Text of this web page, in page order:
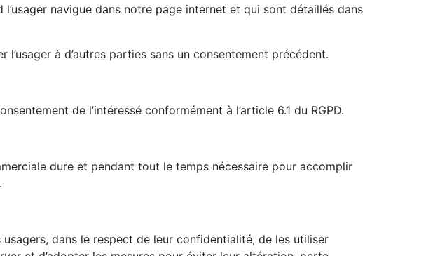
navigue dans notre page internet et qui sont détaillés dans
à d’autres parties sans un consentement précédent.
de l’intéressé conformément à l’article 6.1 du RGPD.
dure et pendant tout le temps nécessaire pour accomplir
usagers, dans le respect de leur confidentialité, de les utiliser